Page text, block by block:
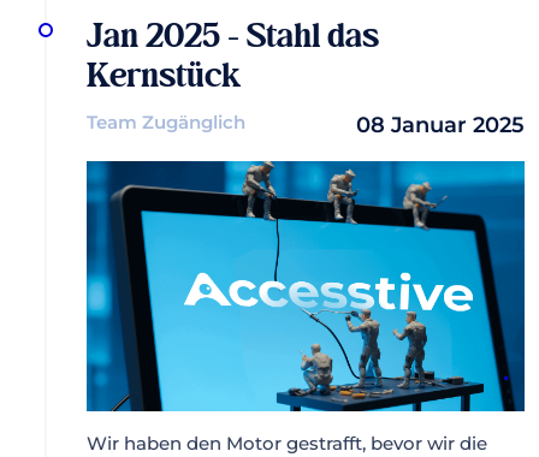
Jan 2025 - Stahl das
Kernstück
Team Zugänglich 08 Januar 2025
Wir haben den Motor gestrafft, bevor wir die